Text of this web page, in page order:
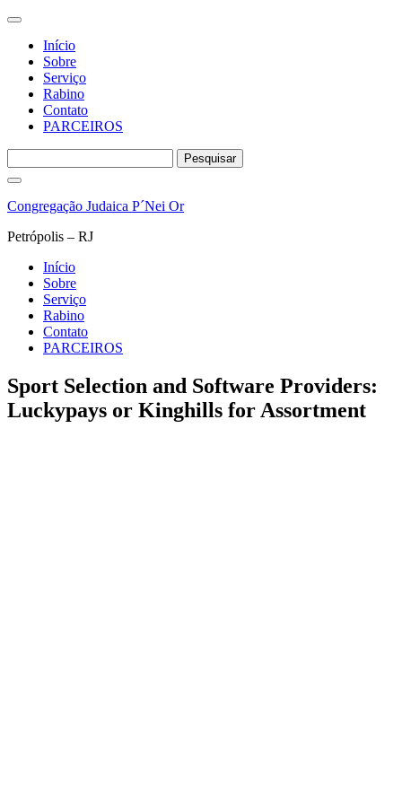
Início
Sobre
Serviço
Rabino
Contato
PARCEIROS
por:
Pular
o
Congregação Judaica P´Nei Or
Petrópolis – RJ
Início
Sobre
Serviço
Rabino
Contato
PARCEIROS
Sport Selection and Software Providers:
Luckypays or Kinghills for Assortment